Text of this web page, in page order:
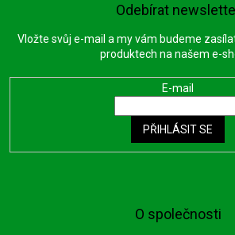
O společnosti
Odebírat
Vložte svůj e-mail a my vám budeme
produktech na našem e-
E-mail
PŘIHLÁSIT SE